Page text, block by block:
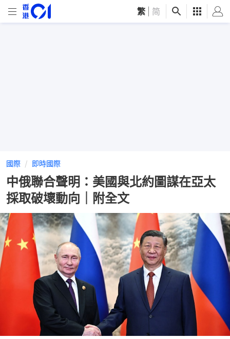
繁 简
國際 即時國際
中俄聯合聲明：美國與北約圖謀在亞太
採取破壞動向｜附全文